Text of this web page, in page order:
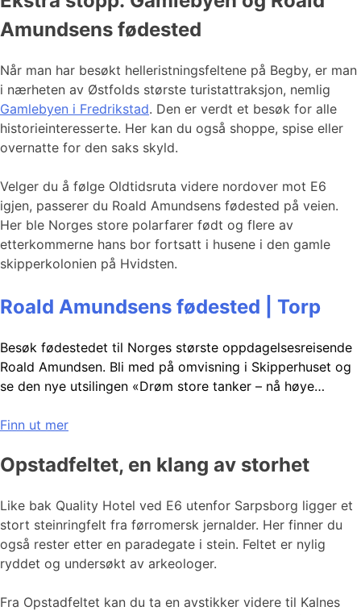
Amundsens fødested
Når man har besøkt helleristningsfeltene på Begby, er man
i nærheten av Østfolds største turistattraksjon, nemlig
Gamlebyen i Fredrikstad. Den er verdt et besøk for alle
historieinteresserte. Her kan du også shoppe, spise eller
overnatte for den saks skyld.
Velger du å følge Oldtidsruta videre nordover mot E6
igjen, passerer du Roald Amundsens fødested på veien.
Her ble Norges store polarfarer født og flere av
etterkommerne hans bor fortsatt i husene i den gamle
skipperkolonien på Hvidsten.
Roald Amundsens fødested | Torp
Besøk fødestedet til Norges største oppdagelsesreisende
Roald Amundsen. Bli med på omvisning i Skipperhuset og
se den nye utsilingen «Drøm store tanker – nå høye…
Finn ut mer
Opstadfeltet, en klang av storhet
Like bak Quality Hotel ved E6 utenfor Sarpsborg ligger et
stort steinringfelt fra førromersk jernalder. Her finner du
også rester etter en paradegate i stein. Feltet er nylig
ryddet og undersøkt av arkeologer.
Fra Opstadfeltet kan du ta en avstikker videre til Kalnes